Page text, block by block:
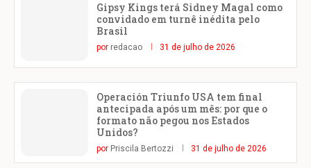
Gipsy Kings terá Sidney Magal como
convidado em turnê inédita pelo
Brasil
por redacao 31 de julho de 2026
Operación Triunfo USA tem final
antecipada após um mês: por que o
formato não pegou nos Estados
Unidos?
por Priscila Bertozzi 31 de julho de 2026